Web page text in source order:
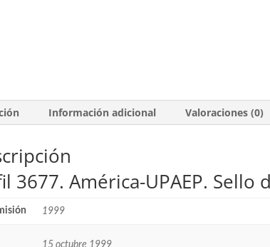
Información adicional Valoraciones (0)
3677. América-UPAEP. Sello
1999
15 octubre 1999